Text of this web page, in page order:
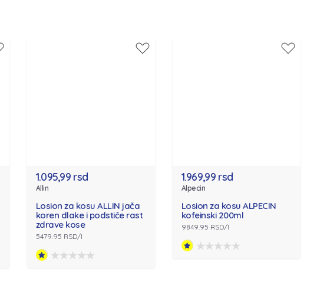
1.095,99 rsd
Allin
Losion za kosu ALLIN jača
koren dlake i podstiče rast
zdrave kose
5479.95 RSD/l
1.969,99 rsd
Alpecin
Losion za kosu ALPECIN
kofeinski 200ml
9849.95 RSD/l